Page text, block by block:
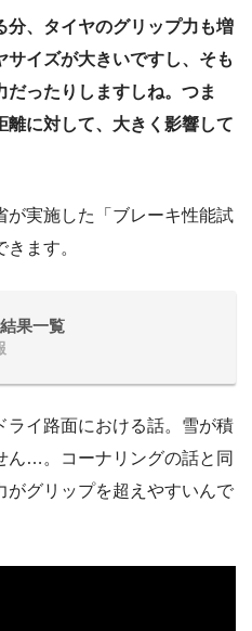
分、タイヤのグリップ力も増
サイズが大きいですし、そも
ったりしますしね。つま
離に対して、大きく影響して
が実施した「ブレーキ性能試
ます。
果一覧
ライ路面における話。雪が積
ん…。コーナリングの話と同
がグリップを超えやすいんで